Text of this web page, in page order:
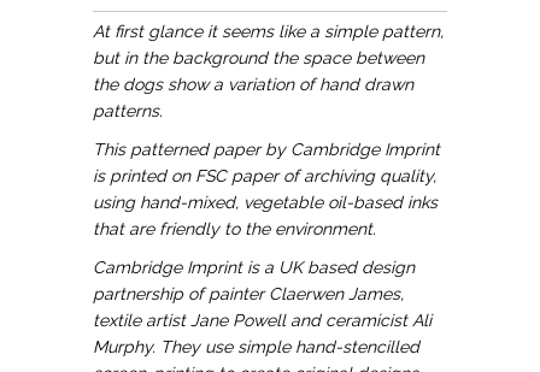
At first glance it seems like a simple pattern,
but in the background the space between
the dogs show a variation of hand drawn
patterns.
This patterned paper by Cambridge Imprint
is printed on FSC paper of archiving quality,
using hand-mixed, vegetable oil-based inks
that are friendly to the environment.
Cambridge Imprint is a UK based design
partnership of painter Claerwen James,
textile artist Jane Powell and ceramicist Ali
Murphy. They use simple hand-stencilled